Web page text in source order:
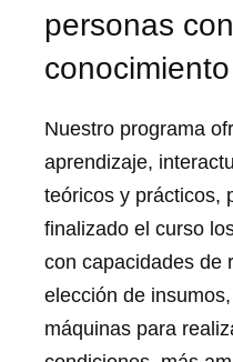
personas
Nuestro programa
aprendizaje,
teóricos y prácticos,
finalizado el curso
con capacidades de
elección de
máquinas para